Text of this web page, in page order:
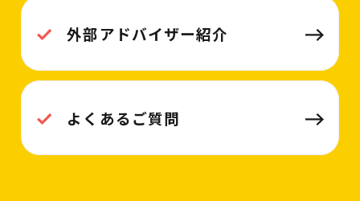
外部アドバイザー紹介
よくあるご質問